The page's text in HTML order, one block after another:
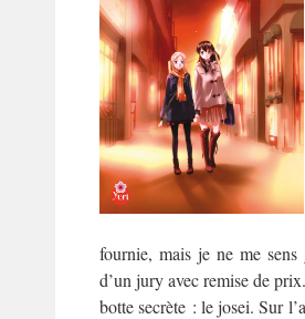
fournie, mais je ne me sens
d’un jury avec remise de
botte secrète : le josei. Sur